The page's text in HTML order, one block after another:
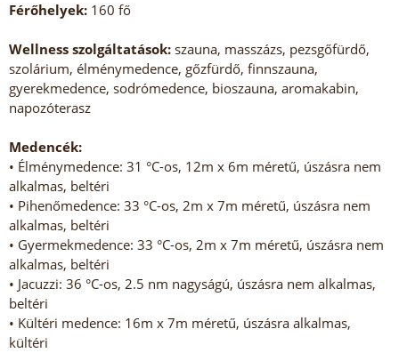
Férőhelyek: 160 fő
Wellness szolgáltatások: szauna, masszázs, pezsgőfürdő,
szolárium, élménymedence, gőzfürdő, finnszauna,
gyerekmedence, sodrómedence, bioszauna, aromakabin,
napozóterasz
Medencék:
• Élménymedence: 31 °C-os, 12m x 6m méretű, úszásra nem
alkalmas, beltéri
• Pihenőmedence: 33 °C-os, 2m x 7m méretű, úszásra nem
alkalmas, beltéri
• Gyermekmedence: 33 °C-os, 2m x 7m méretű, úszásra nem
alkalmas, beltéri
• Jacuzzi: 36 °C-os, 2.5 nm nagyságú, úszásra nem alkalmas,
beltéri
• Kültéri medence: 16m x 7m méretű, úszásra alkalmas,
kültéri